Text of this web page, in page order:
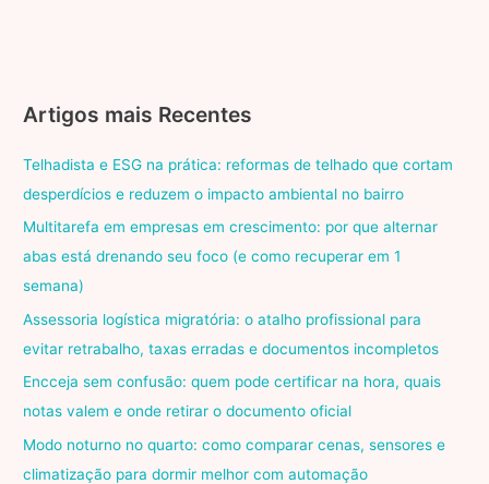
Artigos mais Recentes
Telhadista e ESG na prática: reformas de telhado que cortam
desperdícios e reduzem o impacto ambiental no bairro
Multitarefa em empresas em crescimento: por que alternar
abas está drenando seu foco (e como recuperar em 1
semana)
Assessoria logística migratória: o atalho profissional para
evitar retrabalho, taxas erradas e documentos incompletos
Encceja sem confusão: quem pode certificar na hora, quais
notas valem e onde retirar o documento oficial
Modo noturno no quarto: como comparar cenas, sensores e
climatização para dormir melhor com automação